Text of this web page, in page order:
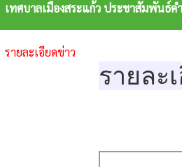
เทศบาลเมืองสระแก้ว ประชาสัมพันธ์
รายละเอียดข่าว
รายละ